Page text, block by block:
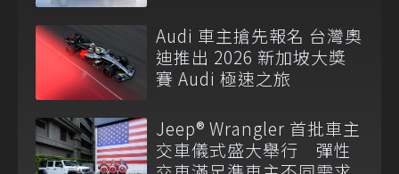
Audi 車主搶先報名 台灣奧
迪推出 2026 新加坡大獎
賽 Audi 極速之旅
Jeep® Wrangler 首批車主
交車儀式盛大舉行 彈性